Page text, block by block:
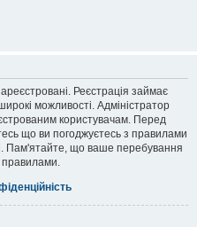
Реєстрація займає
можливості. Адміністратор
користувачам. Перед
що ви погоджуєтесь з правилами
Пам'ятайте, що ваше перебування